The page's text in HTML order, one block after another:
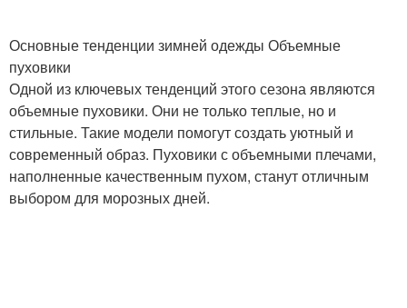
Основные тенденции зимней одежды Объемные
пуховики
Одной из ключевых тенденций этого сезона являются
объемные пуховики. Они не только теплые, но и
стильные. Такие модели помогут создать уютный и
современный образ. Пуховики с объемными плечами,
наполненные качественным пухом, станут отличным
выбором для морозных дней.